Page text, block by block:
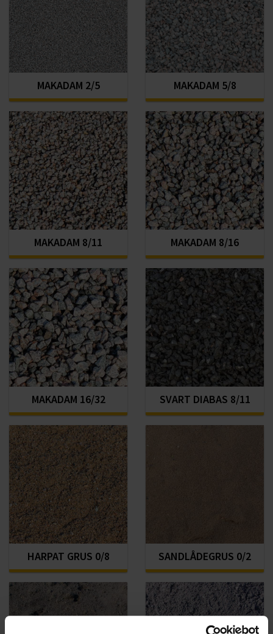
MAKADAM 2/5 MAKADAM 5/8
MAKADAM 8/11 MAKADAM 8/16
MAKADAM 16/32 SVART DIABAS 8/11
HARPAT GRUS 0/8 SANDLÅDEGRUS 0/2